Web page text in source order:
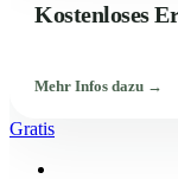
Kostenloses
Mehr Infos dazu →
Gratis